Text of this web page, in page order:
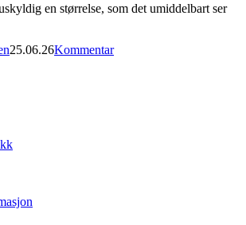
en størrelse, som det umiddelbart ser
25.06.26Kommentar